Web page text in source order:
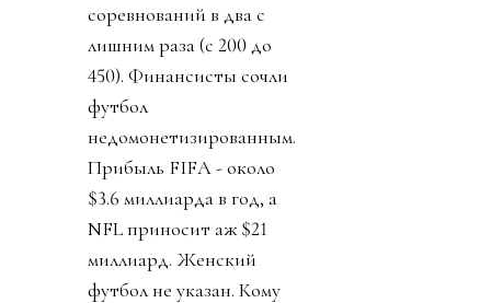
соревнований в два с
лишним раза (с 200 до
450). Финансисты сочли
футбол
недомонетизированным.
Прибыль FIFA - около
$3.6 миллиарда в год, а
NFL приносит аж $21
миллиард. Женский
футбол не указан. Кому